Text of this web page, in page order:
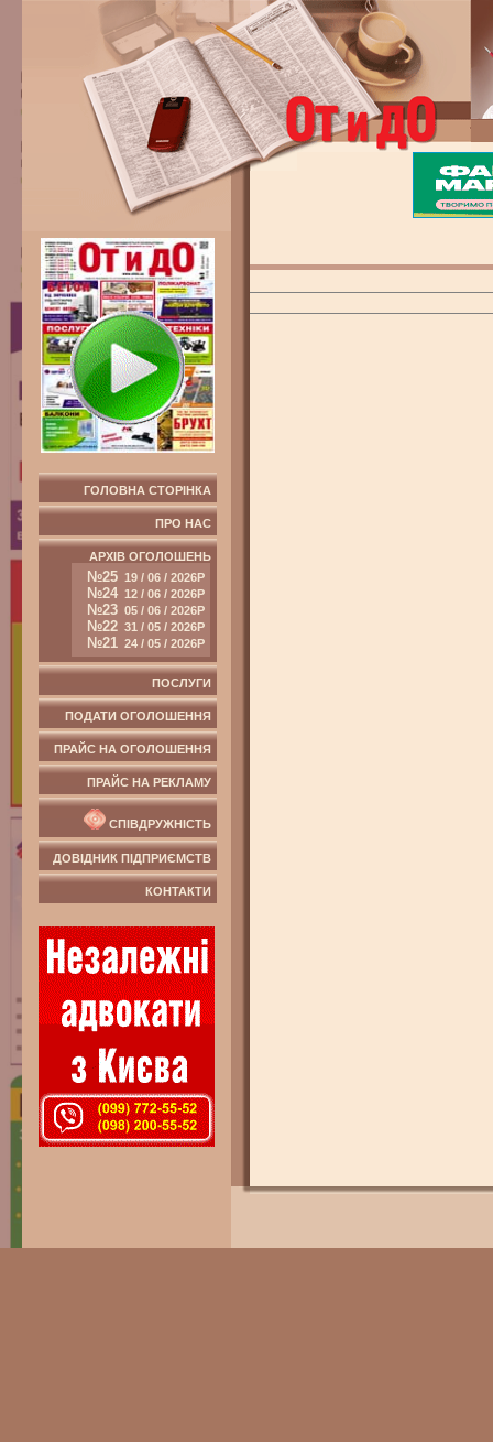
ГОЛОВНА СТОРІНКА
ПРО НАС
АРХІВ ОГОЛОШЕНЬ
№25 19 / 06 / 2026Р
№24 12 / 06 / 2026Р
№23 05 / 06 / 2026Р
№22 31 / 05 / 2026Р
№21 24 / 05 / 2026Р
ПОСЛУГИ
ПОДАТИ ОГОЛОШЕННЯ
ПРАЙС НА ОГОЛОШЕННЯ
ПРАЙС НА РЕКЛАМУ
СПІВДРУЖНІСТЬ
ДОВІДНИК ПІДПРИЄМСТВ
КОНТАКТИ